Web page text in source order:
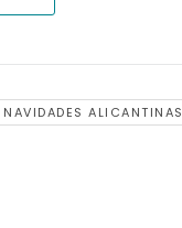
NAVIDADES ALICANTINAS